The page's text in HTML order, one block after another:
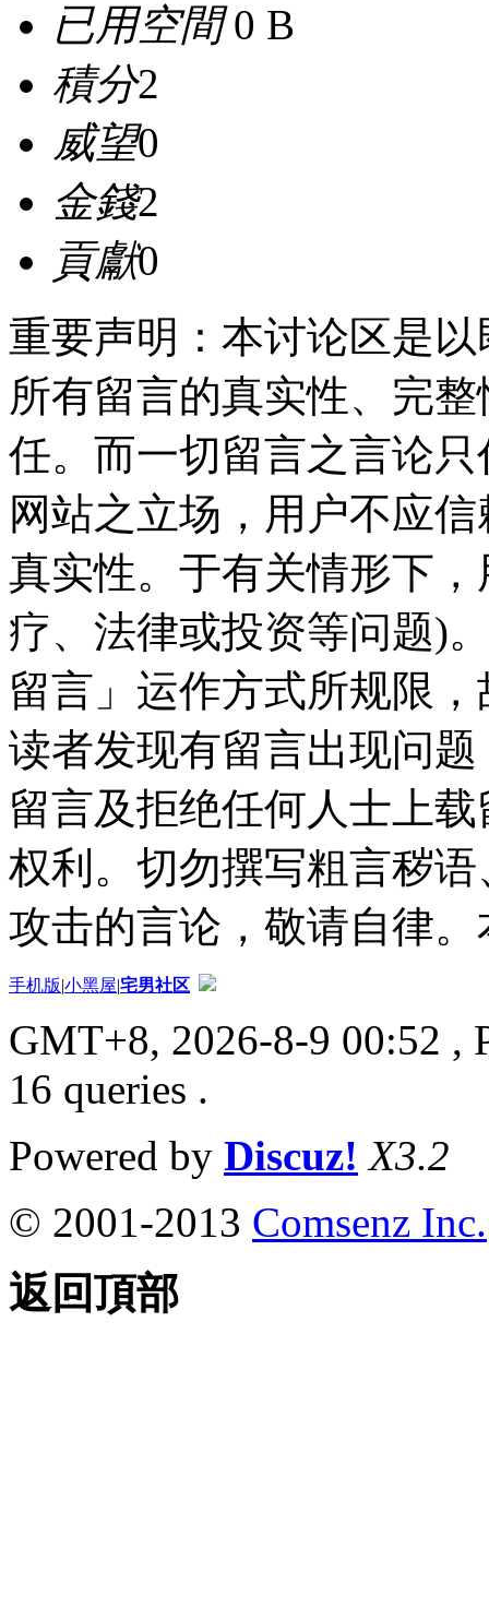
已用空間0 B
積分2
威望0
金錢2
貢獻0
重要声明：本讨论区是
所有留言的真实性、完
任。而一切留言之言论
网站之立场，用户不应
真实性。于有关情形下
疗、法律或投资等问题)
留言」运作方式所规限
读者发现有留言出现问
留言及拒绝任何人士上
权利。切勿撰写粗言秽
攻击的言论，敬请自律
手机版|小黑屋|宅男社区
GMT+8, 2026-8-9 00:52 ,
16 queries .
Powered by Discuz! X3.2
© 2001-2013 Comsenz Inc.
返回頂部